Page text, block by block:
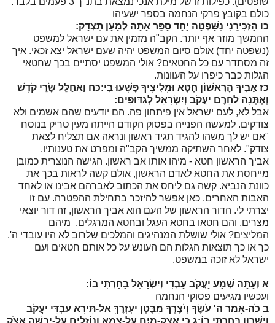
כולם בקובץ פרקי הנחמה בספר ישעיהו
כו הַזְכִּירֵנִי נִשָּׁפְטָה יָחַד סַפֵּר אַתָּה לְמַעַן תִּצְדָּק:
ההמשך מוזר אף יותר. הקב"ה מזמין את עם ישראל למשפט
(נשפטה יחד) אולם סיום המשפט יהיה שעם ישראל יצא זכאי. איך
זה מסתדר עם כל החטאים? אולי המשפט יסתיים בכך שחטאי
הגלות כבר כיפרו על העוונות.
כז אָבִיךָ הָרִאשׁוֹן חָטָא וּמְלִיצֶיךָ פָּשְׁעוּ בִי:כח וַאֲחַלֵּל שָׂרֵי קֹדֶשׁ
וְאֶתְּנָה לַחֵרֶם יַעֲקֹב וְיִשְׂרָאֵל לְגִדּוּפִים:
אבל לא, לעם ישראל אין פיתחון פה. הם יודעים שהם אשמים ולא
צודקים. למעשה הפנייה בפסוק הקודם הייתה מעין טריק בנוסח
"אם יש לך משהו להגיד תגיד ראשון ונראה אם תצליח לצאת
צודק". לאחר השתיקה ממשיך הקב"ה ומפרט את טענותיו.
אביך הראשון חטא - מיהו אותו אב ראשון. הגישה הנוצרית כמובן
מייחסת את החטא לאדם הראשון, אולם קשה לראות בכך את
כוונת הנביא. קשה גם ליחס את הכתוב לאברהם אבינו או לאחד
האבות האחרים. כאן אפשר להיזכר בתחילת ההפטרה. עם זו
יצרתי לי. הדור הראשון של העם הוא אביך הראשון, זה דור יוצאי
מצרים. והם חטאו בחטא העגל ובחטא המרגלים. מיהם
המליצים? אולי שושלת המנהיגים והמלכים שלרוב לא היו עובדי ה'.
כך או כך תוצאות הגלות הם העונש על כל אותם חטאים ועם
ישראל לא זוכה במשפט.
א וְעַתָּה שְׁמַע יַעֲקֹב עַבְדִּי וְיִשְׂרָאֵל בָּחַרְתִּי בוֹ:
ועכשיו מגיעים פסוקי הנחמה
ב כֹּה-אָמַר ה' עֹשֶׂךָ וְיֹצֶרְךָ מִבֶּטֶן יַעְזְרֶךָּ אַל-תִּירָא עַבְדִּי יַעֲקֹב